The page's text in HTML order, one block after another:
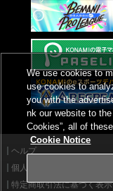
ヘルプ
個人情報等保護方針
特定商取引法に基づく表示
We use cookies to
use cookies to
you with the
nk our website to
Cookies”, all of
Cookie Notice